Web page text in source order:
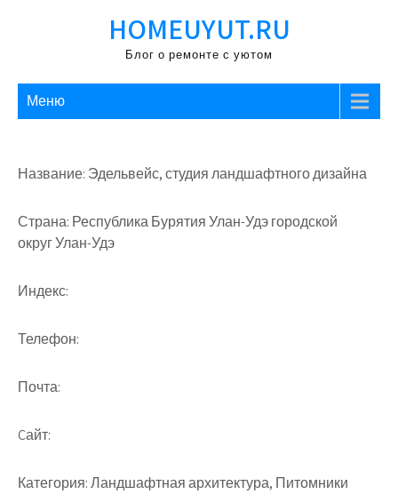
HOMEUYUT.RU
Блог о ремонте с уютом
Меню
Название: Эдельвейс, студия ландшафтного дизайна
Страна: Республика Бурятия Улан-Удэ городской
округ Улан-Удэ
Индекс:
Телефон:
Почта:
Cайт:
Категория: Ландшафтная архитектура, Питомники